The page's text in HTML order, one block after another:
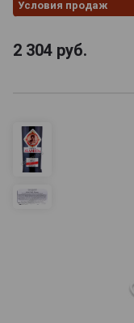
Условия продаж
2 304 руб.